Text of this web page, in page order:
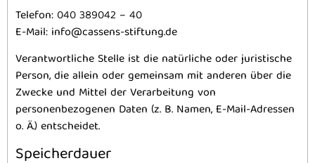
Telefon: 040 389042 – 40
E-Mail: info@cassens-stiftung.de
Verantwortliche Stelle ist die natürliche oder juristische
Person, die allein oder gemeinsam mit anderen über die
Zwecke und Mittel der Verarbeitung von
personenbezogenen Daten (z. B. Namen, E-Mail-Adressen
o. Ä.) entscheidet.
Speicherdauer